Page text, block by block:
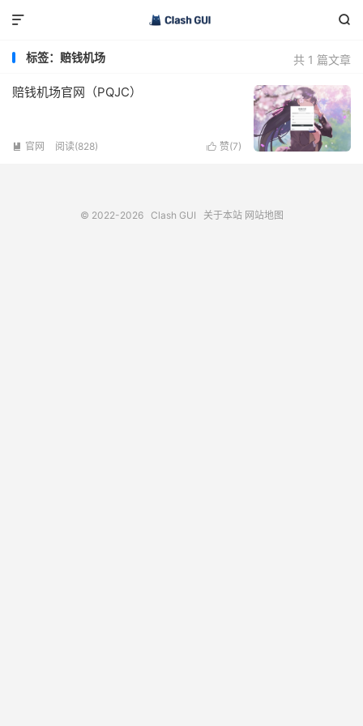


共 1 篇文章
标签：赔钱机场
赔钱机场官网（PQJC）
 赞(7)
 官网 阅读(828)
© 2022-2026 Clash GUI 关于本站 网站地图